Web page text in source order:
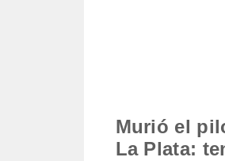
Murió el
La Plata: